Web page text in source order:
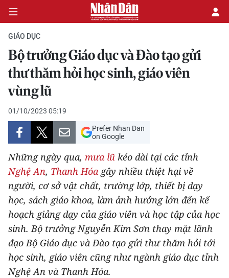
CHÍNH TRỊ
KINH TẾ
VĂN HÓA
XÃ HỘI
PHÁP LUẬT
DU LỊCH
THẾ GIỚI
THỂ THAO
GIÁO DỤC
GIÁO DỤC
Bộ trưởng Giáo dục và Đào tạo gửi
thư thăm hỏi học sinh, giáo viên
vùng lũ
01/10/2023 05:19
Prefer Nhan Dan
on Google
Những ngày qua, mưa lũ kéo dài tại các tỉnh
Nghệ An, Thanh Hóa gây nhiều thiệt hại về
người, cơ sở vật chất, trường lớp, thiết bị dạy
học, sách giáo khoa, làm ảnh hưởng lớn đến kế
hoạch giảng dạy của giáo viên và học tập của học
sinh. Bộ trưởng Nguyễn Kim Sơn thay mặt lãnh
đạo Bộ Giáo dục và Đào tạo gửi thư thăm hỏi tới
học sinh, giáo viên cũng như ngành giáo dục tỉnh
Nghệ An và Thanh Hóa.